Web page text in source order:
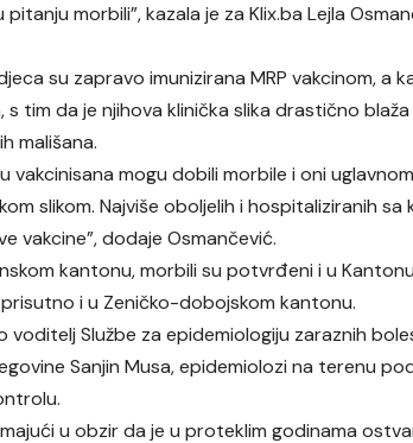
morbili”, kazala je za Klix.ba Lejla
su zapravo imunizirana MRP vakcinom, a
s tim da je njihova klinička slika drastično
mališana.
vakcinisana mogu dobili morbile i oni
slikom. Najviše oboljelih i hospitaliziranih
vakcine”, dodaje Osmančević.
kantonu, morbili su potvrđeni i u
i u Zeničko-dobojskom kantonu.
voditelj Službe za epidemiologiju zaraznih
Sanjin Musa, epidemiolozi na terenu
u obzir da je u proteklim godinama